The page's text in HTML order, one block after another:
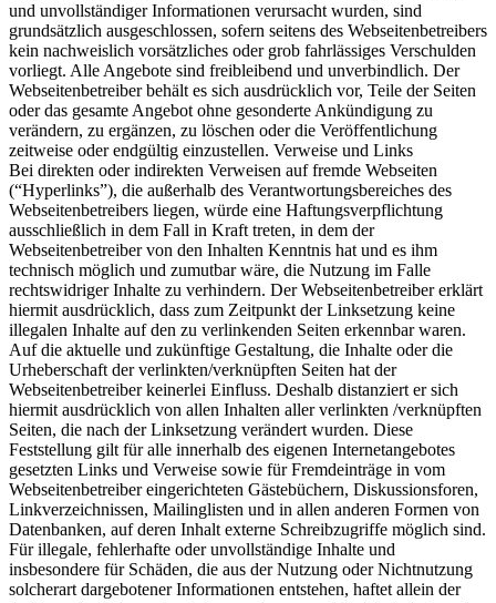
und unvollständiger Informationen verursacht wurden, sind
grundsätzlich ausgeschlossen, sofern seitens des Webseitenbetreibers
kein nachweislich vorsätzliches oder grob fahrlässiges Verschulden
vorliegt. Alle Angebote sind freibleibend und unverbindlich. Der
Webseitenbetreiber behält es sich ausdrücklich vor, Teile der Seiten
oder das gesamte Angebot ohne gesonderte Ankündigung zu
verändern, zu ergänzen, zu löschen oder die Veröffentlichung
zeitweise oder endgültig einzustellen. Verweise und Links
Bei direkten oder indirekten Verweisen auf fremde Webseiten
(“Hyperlinks”), die außerhalb des Verantwortungsbereiches des
Webseitenbetreibers liegen, würde eine Haftungsverpflichtung
ausschließlich in dem Fall in Kraft treten, in dem der
Webseitenbetreiber von den Inhalten Kenntnis hat und es ihm
technisch möglich und zumutbar wäre, die Nutzung im Falle
rechtswidriger Inhalte zu verhindern. Der Webseitenbetreiber erklärt
hiermit ausdrücklich, dass zum Zeitpunkt der Linksetzung keine
illegalen Inhalte auf den zu verlinkenden Seiten erkennbar waren.
Auf die aktuelle und zukünftige Gestaltung, die Inhalte oder die
Urheberschaft der verlinkten/verknüpften Seiten hat der
Webseitenbetreiber keinerlei Einfluss. Deshalb distanziert er sich
hiermit ausdrücklich von allen Inhalten aller verlinkten /verknüpften
Seiten, die nach der Linksetzung verändert wurden. Diese
Feststellung gilt für alle innerhalb des eigenen Internetangebotes
gesetzten Links und Verweise sowie für Fremdeinträge in vom
Webseitenbetreiber eingerichteten Gästebüchern, Diskussionsforen,
Linkverzeichnissen, Mailinglisten und in allen anderen Formen von
Datenbanken, auf deren Inhalt externe Schreibzugriffe möglich sind.
Für illegale, fehlerhafte oder unvollständige Inhalte und
insbesondere für Schäden, die aus der Nutzung oder Nichtnutzung
solcherart dargebotener Informationen entstehen, haftet allein der